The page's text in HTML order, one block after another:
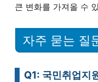
큰 변화를 가져올 수
자주 묻는 질
Q1: 국민취업지